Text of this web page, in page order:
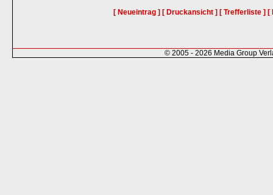
[ Neueintrag ] [ Druckansicht ] [ Trefferliste ] [
© 2005 - 2026 Media Group